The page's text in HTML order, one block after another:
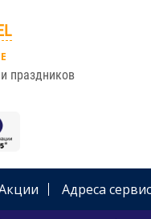
праздников
Адреса